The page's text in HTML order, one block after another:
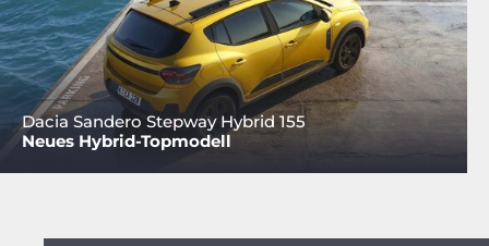
Dacia Sandero Stepway Hybrid 155
Neues Hybrid-Topmodell